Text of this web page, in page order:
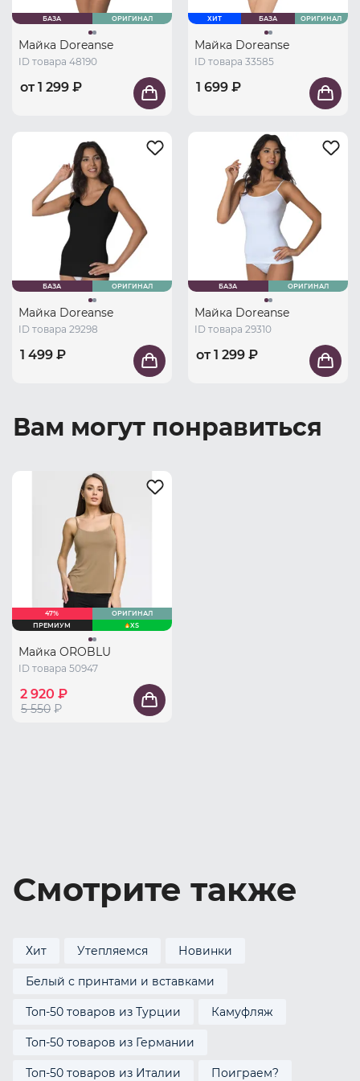
БАЗА ОРИГИНАЛ
Майка Doreanse
ID товара 48190
от 1 299 ₽
ХИТ БАЗА ОРИГИНАЛ
Майка Doreanse
ID товара 33585
1 699 ₽
БАЗА ОРИГИНАЛ
Майка Doreanse
ID товара 29298
1 499 ₽
БАЗА ОРИГИНАЛ
Майка Doreanse
ID товара 29310
от 1 299 ₽
Вам могут понравиться
47%
ОРИГИНАЛ
ПРЕМИУМ
XS
Майка OROBLU
ID товара 50947
2 920 ₽
5 550 ₽
Смотрите также
Хит Утепляемся Новинки
Белый с принтами и вставками
Топ-50 товаров из Турции Камуфляж
Топ-50 товаров из Германии
Топ-50 товаров из Италии Поиграем?